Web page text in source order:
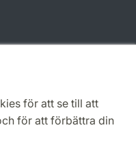
för att se till att
för att förbättra din